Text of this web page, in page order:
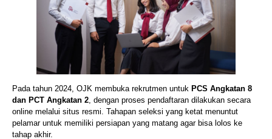
Pada tahun 2024, OJK membuka rekrutmen untuk PCS Angkatan 8
dan PCT Angkatan 2 , dengan proses pendaftaran dilakukan secara
online melalui situs resmi. Tahapan seleksi yang ketat menuntut
pelamar untuk memiliki persiapan yang matang agar bisa lolos ke
tahap akhir.